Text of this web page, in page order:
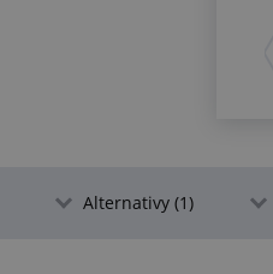
Alternativy (1)